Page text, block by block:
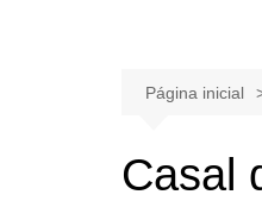
Página inicial
Casal